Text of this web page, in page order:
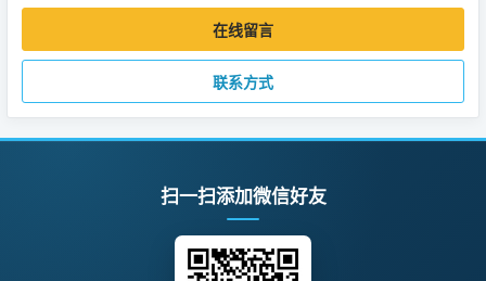
在线留言
联系方式
扫一扫添加微信好友